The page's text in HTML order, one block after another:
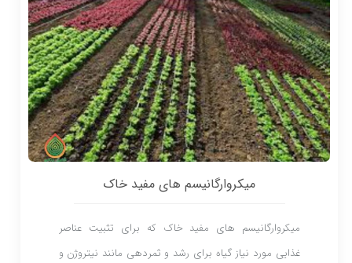
میکروارگانیسم های مفید خاک
میکروارگانیسم های مفید خاک که برای تثبیت عناصر
غذایی مورد نیاز گیاه برای رشد و ثمردهی مانند نیتروژن و